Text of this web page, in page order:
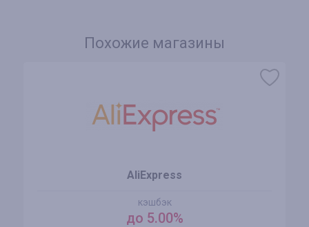
Похожие магазины
AliExpress
кэшбэк
до 5.00%